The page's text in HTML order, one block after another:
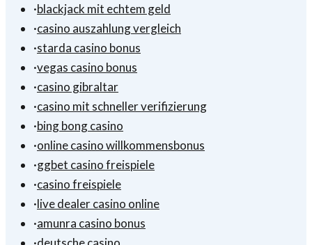
·blackjack mit echtem geld
·casino auszahlung vergleich
·starda casino bonus
·vegas casino bonus
·casino gibraltar
·casino mit schneller verifizierung
·bing bong casino
·online casino willkommensbonus
·ggbet casino freispiele
·casino freispiele
·live dealer casino online
·amunra casino bonus